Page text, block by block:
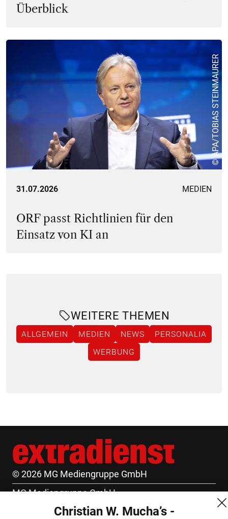
Überblick
© APA/TOBIAS STEINMAURER
31.07.2026 MEDIEN
ORF passt Richtlinien für den
Einsatz von KI an
WEITERE THEMEN
ALLGEMEIN MEDIEN NEWS
PERSONALIA
WERBUNG
© 2026 MG Mediengruppe GmbH
MG Mediengruppe GmbH
Burgring 1/7Christian W. Mucha’s -